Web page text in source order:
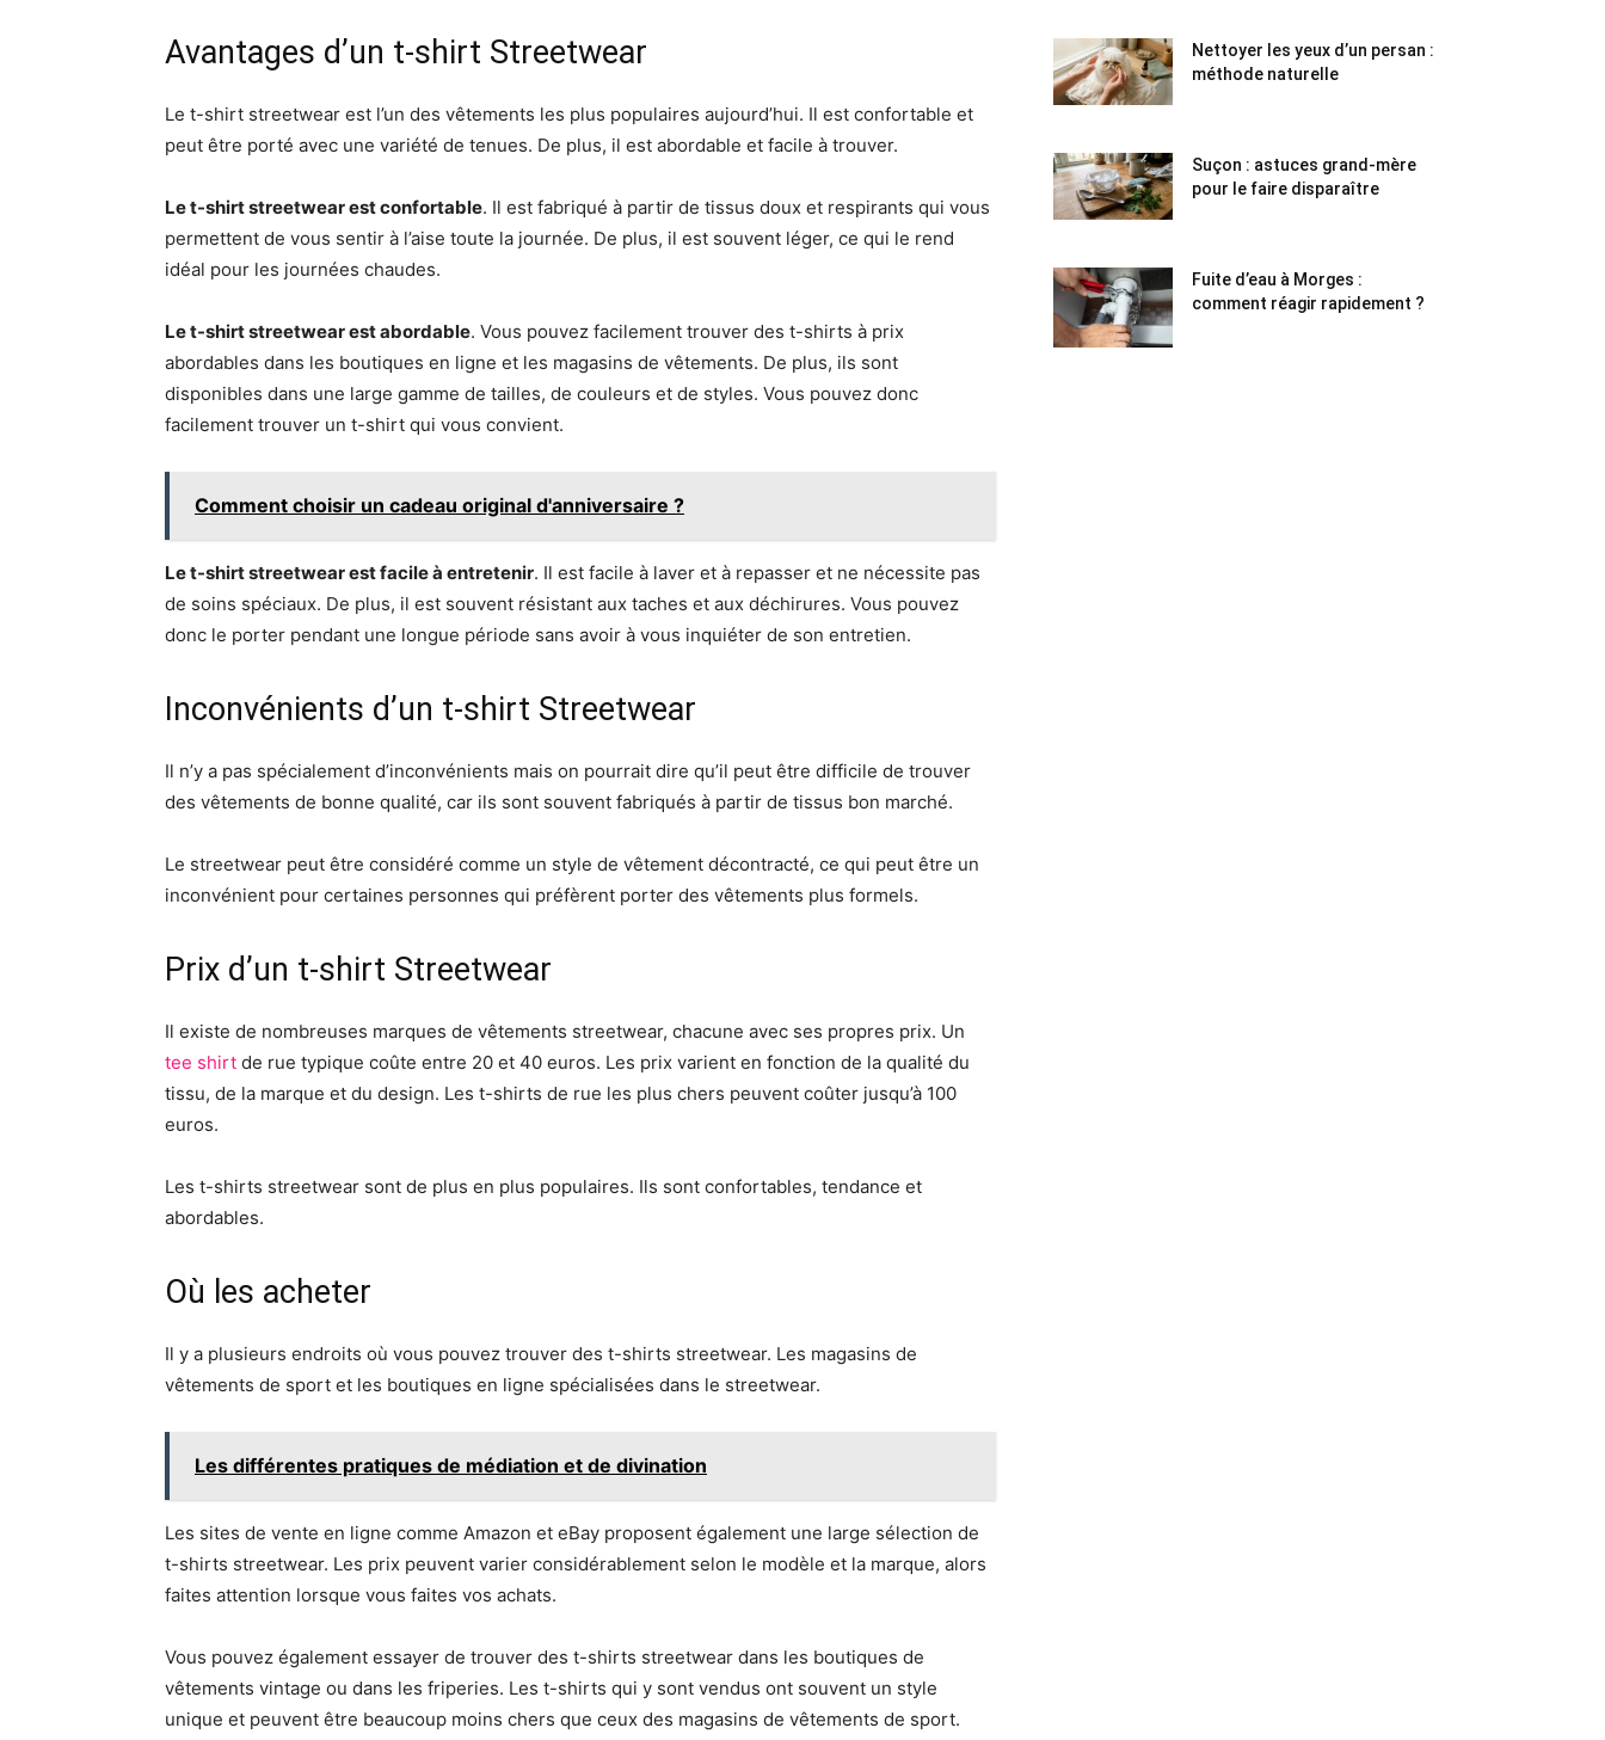
Avantages d’un t-shirt Streetwear
Le t-shirt streetwear est l’un des vêtements les plus populaires aujourd’hui. Il est confortable et
peut être porté avec une variété de tenues. De plus, il est abordable et facile à trouver.
Le t-shirt streetwear est confortable. Il est fabriqué à partir de tissus doux et respirants qui vous
permettent de vous sentir à l’aise toute la journée. De plus, il est souvent léger, ce qui le rend
idéal pour les journées chaudes.
Le t-shirt streetwear est abordable. Vous pouvez facilement trouver des t-shirts à prix
abordables dans les boutiques en ligne et les magasins de vêtements. De plus, ils sont
disponibles dans une large gamme de tailles, de couleurs et de styles. Vous pouvez donc
facilement trouver un t-shirt qui vous convient.
Comment choisir un cadeau original d'anniversaire ?
Le t-shirt streetwear est facile à entretenir. Il est facile à laver et à repasser et ne nécessite pas
de soins spéciaux. De plus, il est souvent résistant aux taches et aux déchirures. Vous pouvez
donc le porter pendant une longue période sans avoir à vous inquiéter de son entretien.
Inconvénients d’un t-shirt Streetwear
Il n’y a pas spécialement d’inconvénients mais on pourrait dire qu’il peut être difficile de trouver
des vêtements de bonne qualité, car ils sont souvent fabriqués à partir de tissus bon marché.
Le streetwear peut être considéré comme un style de vêtement décontracté, ce qui peut être un
inconvénient pour certaines personnes qui préfèrent porter des vêtements plus formels.
Prix d’un t-shirt Streetwear
Il existe de nombreuses marques de vêtements streetwear, chacune avec ses propres prix. Un
tee shirt de rue typique coûte entre 20 et 40 euros. Les prix varient en fonction de la qualité du
tissu, de la marque et du design. Les t-shirts de rue les plus chers peuvent coûter jusqu’à 100
euros.
Les t-shirts streetwear sont de plus en plus populaires. Ils sont confortables, tendance et
abordables.
Où les acheter
Il y a plusieurs endroits où vous pouvez trouver des t-shirts streetwear. Les magasins de
vêtements de sport et les boutiques en ligne spécialisées dans le streetwear.
Les différentes pratiques de médiation et de divination
Les sites de vente en ligne comme Amazon et eBay proposent également une large sélection de
t-shirts streetwear. Les prix peuvent varier considérablement selon le modèle et la marque, alors
faites attention lorsque vous faites vos achats.
Vous pouvez également essayer de trouver des t-shirts streetwear dans les boutiques de
vêtements vintage ou dans les friperies. Les t-shirts qui y sont vendus ont souvent un style
unique et peuvent être beaucoup moins chers que ceux des magasins de vêtements de sport.
Nettoyer les yeux d’un persan :
méthode naturelle
Suçon : astuces grand-mère
pour le faire disparaître
Fuite d’eau à Morges :
comment réagir rapidement ?